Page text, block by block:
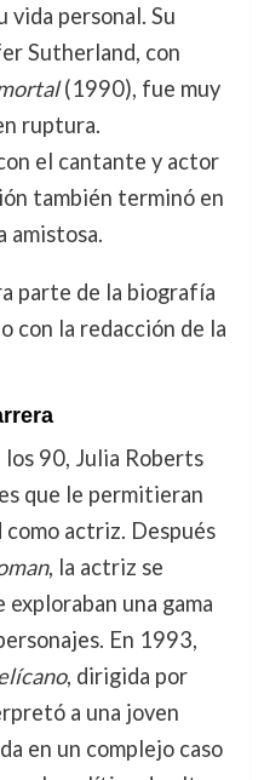
vida personal. Su
Sutherland, con
(1990), fue muy
ruptura.
el cantante y actor
también terminó en
amistosa.
parte de la biografía
con la redacción de la
los 90, Julia Roberts
que le permitieran
actriz. Después
, la actriz se
una gama
En 1993,
, dirigida por
a una joven
en un complejo caso